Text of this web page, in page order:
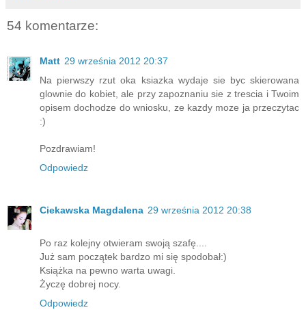
54 komentarze:
Matt 29 września 2012 20:37
Na pierwszy rzut oka ksiazka wydaje sie byc skierowana
glownie do kobiet, ale przy zapoznaniu sie z trescia i Twoim
opisem dochodze do wniosku, ze kazdy moze ja przeczytac
:)
Pozdrawiam!
Odpowiedz
Ciekawska Magdalena 29 września 2012 20:38
Po raz kolejny otwieram swoją szafę....
Już sam początek bardzo mi się spodobał:)
Książka na pewno warta uwagi.
Życzę dobrej nocy.
Odpowiedz